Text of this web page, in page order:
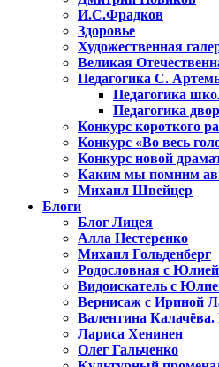
И.С.Фрадков
Здоровье
Художественная
Великая
Педагогика С.
Педагогика
Педагогика
Конкурс короткого
Конкурс «Во весь
Конкурс новой
Каким мы помним
Михаил Швейцер
Блоги
Блог Лицея
Алла Нестеренко
Михаил Гольденберг
Родословная с
Видоискатель с
Вернисаж с Ириной
Валентина Калачёва.
Лариса Хенинен
Олег Гальченко